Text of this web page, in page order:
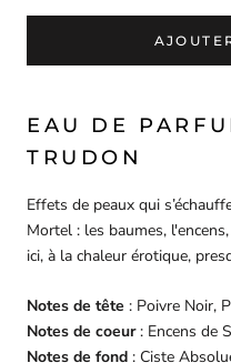
EAU DE
TRUDON
Effets de peaux qui
Mortel : les baumes,
ici, à la chaleur érotique,
Notes de tête : Poivre Noir,
Notes de coeur: Encens de
Notes de fond : Ciste